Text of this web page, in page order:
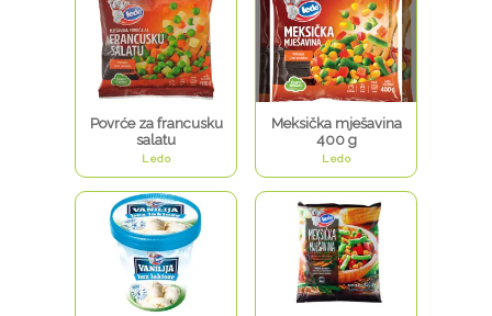
Povrće za francusku
salatu
Ledo
Meksička mješavina
400 g
Ledo